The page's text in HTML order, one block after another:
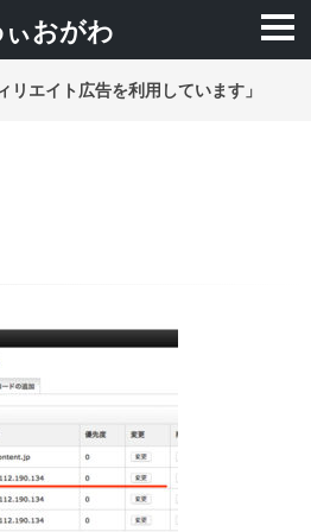
おがわ
リエイト広告を利用しています」